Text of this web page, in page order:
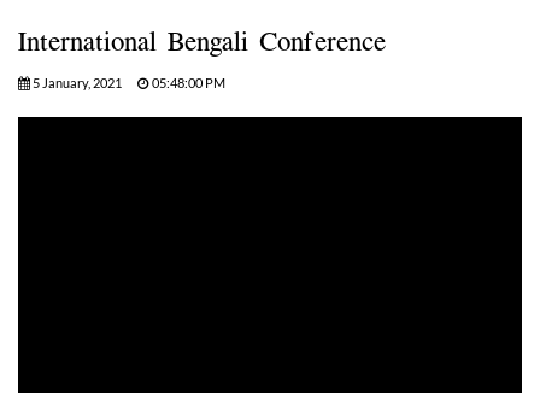
International Bengali Conference
5 January, 2021 05:48:00 PM